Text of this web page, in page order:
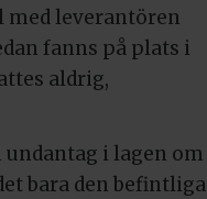
med leverantören
fanns på plats i
aldrig,
i lagen om
bara den befintliga